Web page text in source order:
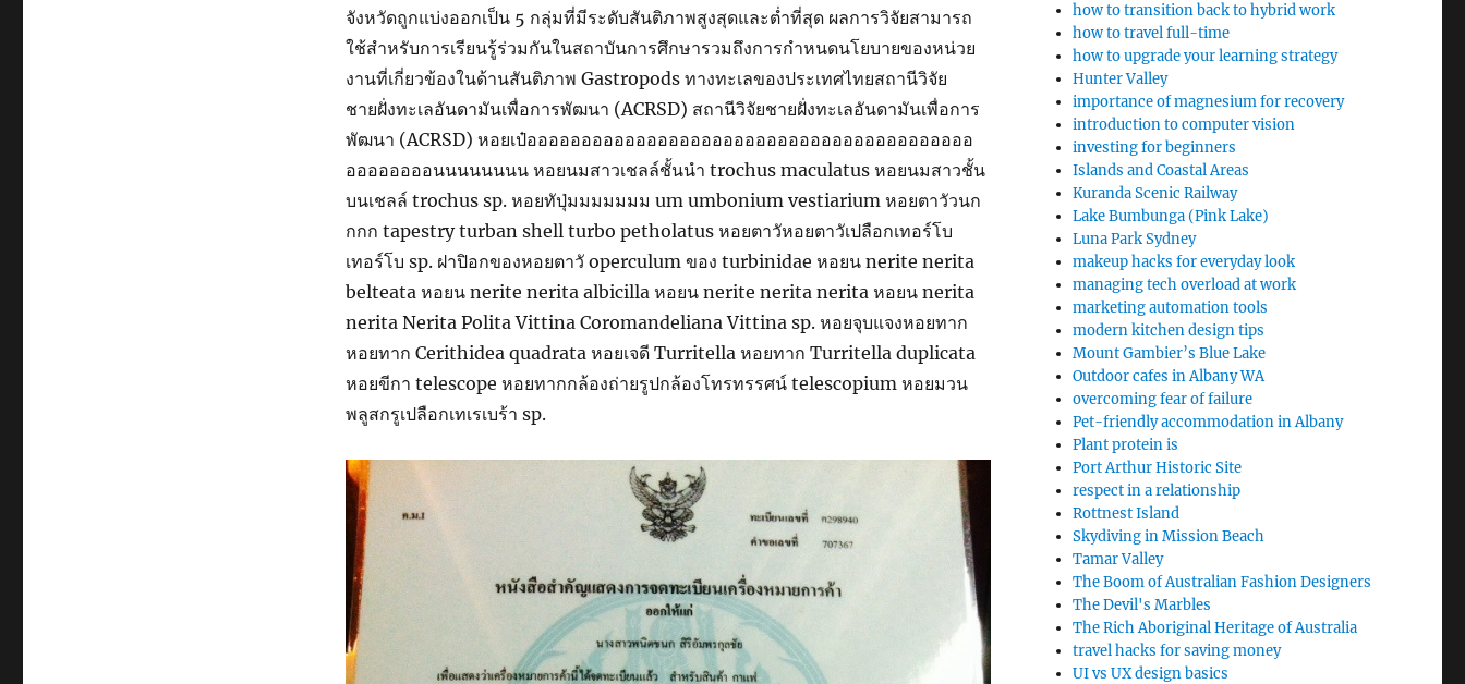
จังหวัดถูกแบ่งออกเป็น 5 กลุ่มที่มีระดับสันติภาพสูงสุดและต่ำที่สุด ผลการวิจัยสามารถ
ใช้สำหรับการเรียนรู้ร่วมกันในสถาบันการศึกษารวมถึงการกำหนดนโยบายของหน่วย
งานที่เกี่ยวข้องในด้านสันติภาพ Gastropods ทางทะเลของประเทศไทยสถานีวิจัย
ชายฝั่งทะเลอันดามันเพื่อการพัฒนา (ACRSD) สถานีวิจัยชายฝั่งทะเลอันดามันเพื่อการ
พัฒนา (ACRSD) หอยเป๋อออออออออออออออออออออออออออออออออออออออออ
ออออออออนนนนนนนน หอยนมสาวเชลล์ชั้นนำ trochus maculatus หอยนมสาวชั้น
บนเชลล์ trochus sp. หอยทัปุ่มมมมมมม um umbonium vestiarium หอยตาวัวนก
กกก tapestry turban shell turbo petholatus หอยตาวัหอยตาวัเปลือกเทอร์โบ
เทอร์โบ sp. ฝาปิอกของหอยตาวั operculum ของ turbinidae หอยน nerite nerita
belteata หอยน nerite nerita albicilla หอยน nerite nerita nerita หอยน nerita
nerita Nerita Polita Vittina Coromandeliana Vittina sp. หอยจุบแจงหอยทาก
หอยทาก Cerithidea quadrata หอยเจดี Turritella หอยทาก Turritella duplicata
หอยขีกา telescope หอยทากกล้องถ่ายรูปกล้องโทรทรรศน์ telescopium หอยมวน
พลูสกรูเปลือกเทเรเบร้า sp.
how to transition back to hybrid work
how to travel full-time
how to upgrade your learning strategy
Hunter Valley
importance of magnesium for recovery
introduction to computer vision
investing for beginners
Islands and Coastal Areas
Kuranda Scenic Railway
Lake Bumbunga (Pink Lake)
Luna Park Sydney
makeup hacks for everyday look
managing tech overload at work
marketing automation tools
modern kitchen design tips
Mount Gambier’s Blue Lake
Outdoor cafes in Albany WA
overcoming fear of failure
Pet-friendly accommodation in Albany
Plant protein is
Port Arthur Historic Site
respect in a relationship
Rottnest Island
Skydiving in Mission Beach
Tamar Valley
The Boom of Australian Fashion Designers
The Devil's Marbles
The Rich Aboriginal Heritage of Australia
travel hacks for saving money
UI vs UX design basics